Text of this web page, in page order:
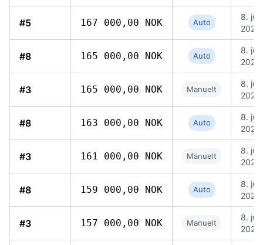
#5 167 000,00 NOK Auto
8. juni
#8 165 000,00 NOK Auto
8. juni
#3 165 000,00 NOK Manuelt
8. juni
#8 163 000,00 NOK Auto
8. juni
#3 161 000,00 NOK Manuelt
8. juni
#8 159 000,00 NOK Auto
8. juni
#3 157 000,00 NOK Manuelt
8. juni